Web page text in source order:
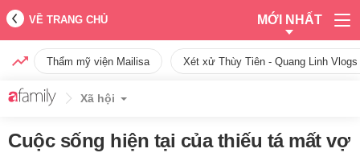
VỀ TRANG CHỦ MỚI NHẤT
Thẩm mỹ viện Mailisa Xét xử Thùy Tiên - Quang Linh
Xã hội
Cuộc sống hiện tại của thiếu tá mất vợ